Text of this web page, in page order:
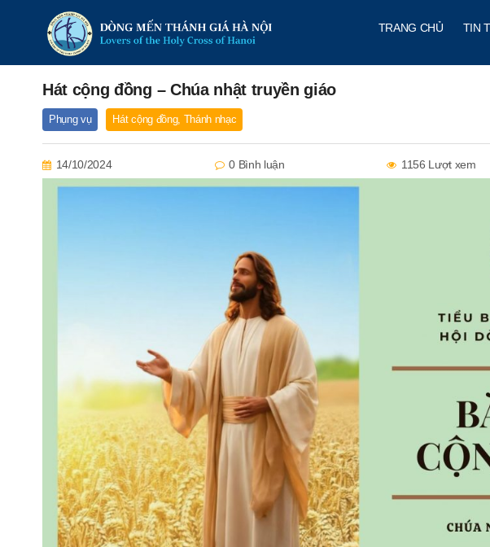
TRANG CHỦ TIN
Hát cộng đồng – Chúa nhật truyền giáo
Phụng vụ Hát cộng đồng, Thánh nhạc
14/10/2024 0 Bình luận 1156 Lượt xem